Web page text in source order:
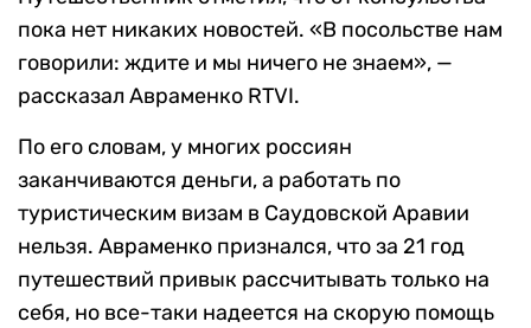
пока нет никаких новостей. «В посольстве нам
говорили: ждите и мы ничего не знаем», —
рассказал Авраменко RTVI.
По его словам, у многих россиян
заканчиваются деньги, а работать по
туристическим визам в Саудовской Аравии
нельзя. Авраменко признался, что за 21 год
путешествий привык рассчитывать только на
себя, но все-таки надеется на скорую помощь